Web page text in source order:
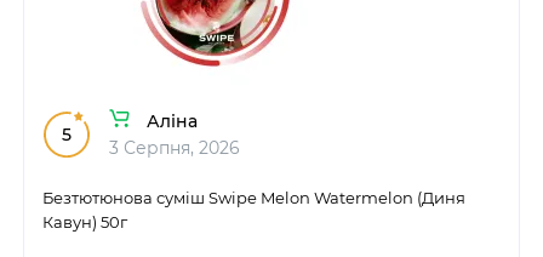
5
Аліна
3 Серпня, 2026
Безтютюнова суміш Swipe Melon Watermelon (Диня
Кавун) 50г